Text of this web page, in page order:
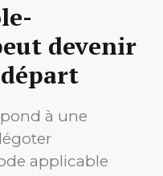
devenir
à une
applicable